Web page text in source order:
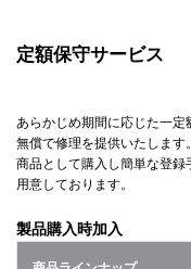
定額保守サービス
あらかじめ期間に応じた一
無償で修理を提供いたします。
商品として購入し簡単な登
用意しております。
製品購入時加入